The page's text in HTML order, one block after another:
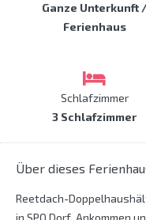
Ganze Unterkunft
Ferienhaus
Schlafzimmer
3 Schlafzimmer
Über dieses
Reetdach-
in SPO Dorf. Ankommen